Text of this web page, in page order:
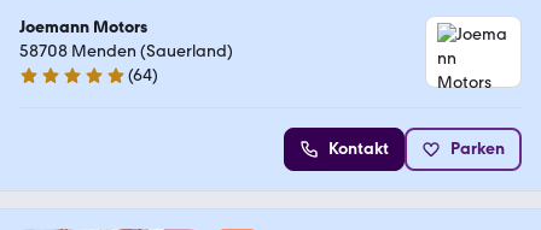
Joemann Motors
58708 Menden (Sauerland)
4.8 Sterne
(64)
Kontakt Parken